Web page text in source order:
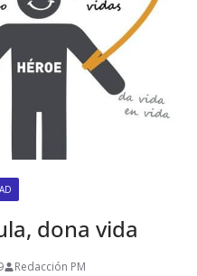
dona vida
Redacción PM